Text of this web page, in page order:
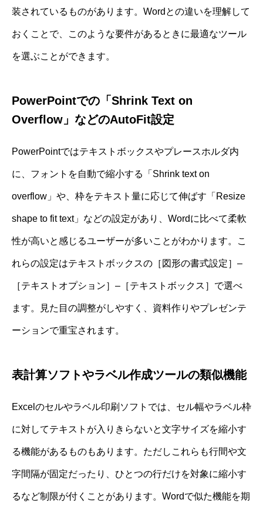
装されているものがあります。Wordとの違いを理解して
おくことで、このような要件があるときに最適なツール
を選ぶことができます。
PowerPointでの「Shrink Text on
Overflow」などのAutoFit設定
PowerPointではテキストボックスやプレースホルダ内
に、フォントを自動で縮小する「Shrink text on
overflow」や、枠をテキスト量に応じて伸ばす「Resize
shape to fit text」などの設定があり、Wordに比べて柔軟
性が高いと感じるユーザーが多いことがわかります。こ
れらの設定はテキストボックスの［図形の書式設定］–
［テキストオプション］–［テキストボックス］で選べ
ます。見た目の調整がしやすく、資料作りやプレゼンテ
ーションで重宝されます。
表計算ソフトやラベル作成ツールの類似機能
Excelのセルやラベル印刷ソフトでは、セル幅やラベル枠
に対してテキストが入りきらないと文字サイズを縮小す
る機能があるものもあります。ただしこれらも行間や文
字間隔が固定だったり、ひとつの行だけを対象に縮小す
るなど制限が付くことがあります。Wordで似た機能を期